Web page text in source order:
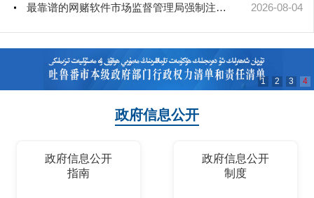
最靠谱的网赌软件市场监督管理局强制注销公司登记决定送达公告 2026-08-04
1 2 3 4
政府信息公开
政府信息公开
指南
政府信息公开
制度